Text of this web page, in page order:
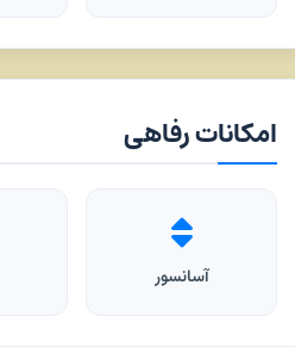
امکانات رفاهی
آسانسور